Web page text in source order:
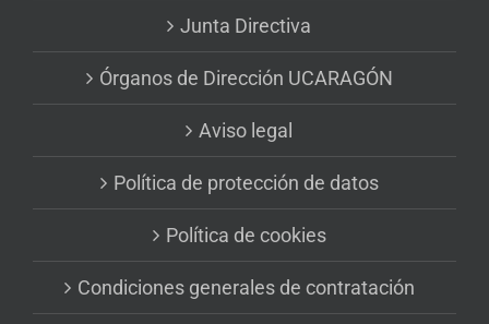
Junta Directiva
Órganos de Dirección UCARAGÓN
Aviso legal
Política de protección de datos
Política de cookies
Condiciones generales de contratación